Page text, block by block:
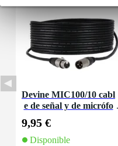
Devine MIC100/10 cabl
e de señal y de micrófo
9,95 €
Disponible